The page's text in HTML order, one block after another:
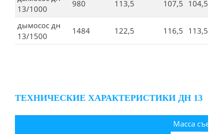
13/1000
980 113,5 107,5 104,5
дымосос дн
13/1500
1484 122,5 116,5 113,5
ТЕХНИЧЕСКИЕ ХАРАКТЕРИСТИКИ ДН 13
Масса